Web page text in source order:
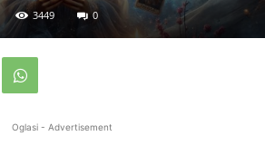
3449 0
Oglasi - Advertisement